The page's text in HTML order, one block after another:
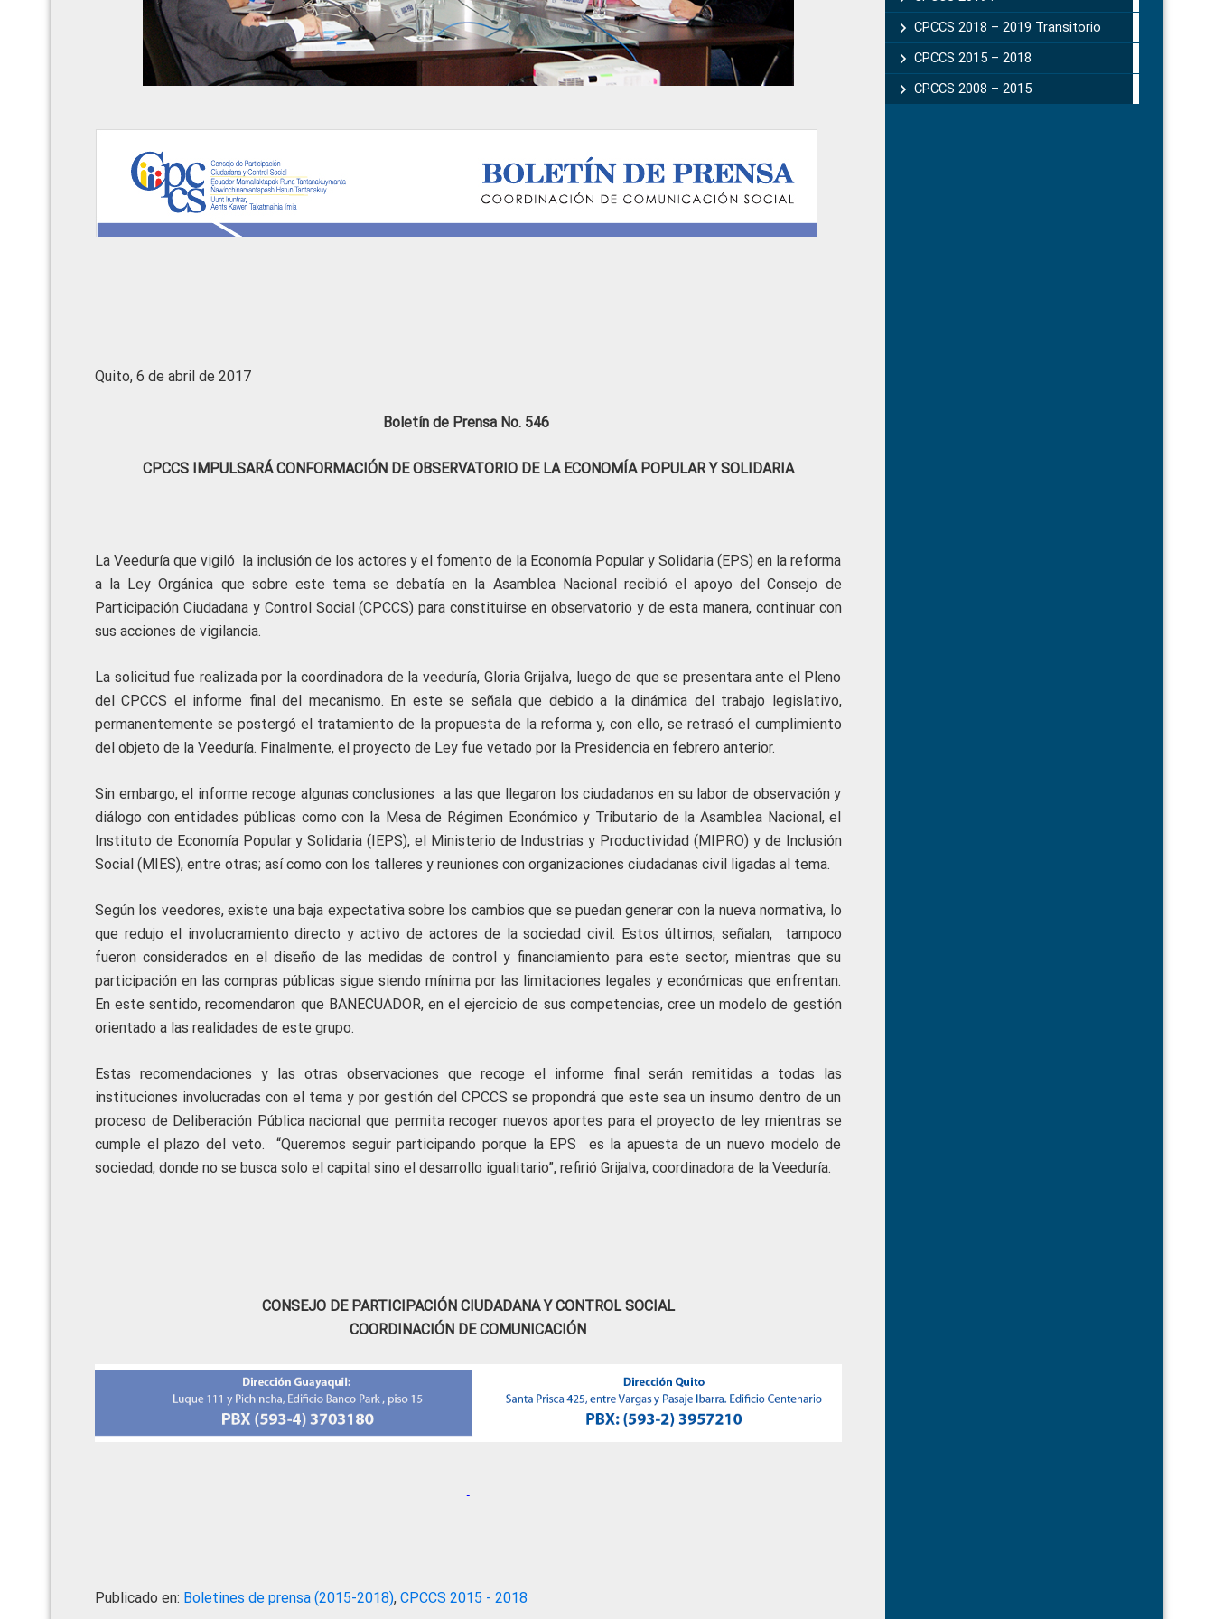
Quito, 6 de abril de 2017
Boletín de Prensa No. 546
CPCCS IMPULSARÁ CONFORMACIÓN DE OBSERVATORIO DE LA ECONOMÍA POPULAR Y SOLIDARIA
La Veeduría que vigiló la inclusión de los actores y el fomento de la Economía Popular y Solidaria (EPS) en la reforma
a la Ley Orgánica que sobre este tema se debatía en la Asamblea Nacional recibió el apoyo del Consejo de
Participación Ciudadana y Control Social (CPCCS) para constituirse en observatorio y de esta manera, continuar con
sus acciones de vigilancia.
La solicitud fue realizada por la coordinadora de la veeduría, Gloria Grijalva, luego de que se presentara ante el Pleno
del CPCCS el informe final del mecanismo. En este se señala que debido a la dinámica del trabajo legislativo,
permanentemente se postergó el tratamiento de la propuesta de la reforma y, con ello, se retrasó el cumplimiento
del objeto de la Veeduría. Finalmente, el proyecto de Ley fue vetado por la Presidencia en febrero anterior.
Sin embargo, el informe recoge algunas conclusiones a las que llegaron los ciudadanos en su labor de observación y
diálogo con entidades públicas como con la Mesa de Régimen Económico y Tributario de la Asamblea Nacional, el
Instituto de Economía Popular y Solidaria (IEPS), el Ministerio de Industrias y Productividad (MIPRO) y de Inclusión
Social (MIES), entre otras; así como con los talleres y reuniones con organizaciones ciudadanas civil ligadas al tema.
Según los veedores, existe una baja expectativa sobre los cambios que se puedan generar con la nueva normativa, lo
que redujo el involucramiento directo y activo de actores de la sociedad civil. Estos últimos, señalan, tampoco
fueron considerados en el diseño de las medidas de control y financiamiento para este sector, mientras que su
participación en las compras públicas sigue siendo mínima por las limitaciones legales y económicas que enfrentan.
En este sentido, recomendaron que BANECUADOR, en el ejercicio de sus competencias, cree un modelo de gestión
orientado a las realidades de este grupo.
Estas recomendaciones y las otras observaciones que recoge el informe final serán remitidas a todas las
instituciones involucradas con el tema y por gestión del CPCCS se propondrá que este sea un insumo dentro de un
proceso de Deliberación Pública nacional que permita recoger nuevos aportes para el proyecto de ley mientras se
cumple el plazo del veto. “Queremos seguir participando porque la EPS es la apuesta de un nuevo modelo de
sociedad, donde no se busca solo el capital sino el desarrollo igualitario”, refirió Grijalva, coordinadora de la Veeduría.
CONSEJO DE PARTICIPACIÓN CIUDADANA Y CONTROL SOCIAL
COORDINACIÓN DE COMUNICACIÓN
Publicado en: Boletines de prensa (2015-2018), CPCCS 2015 - 2018
CPCCS 2018 – 2019 Transitorio
CPCCS 2015 – 2018
CPCCS 2008 – 2015